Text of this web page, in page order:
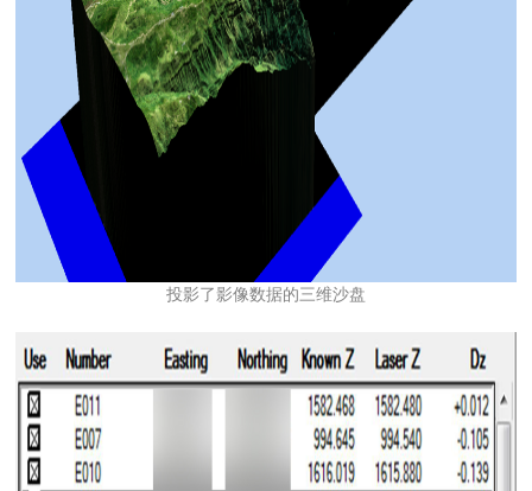
投影了影像数据的三维沙盘